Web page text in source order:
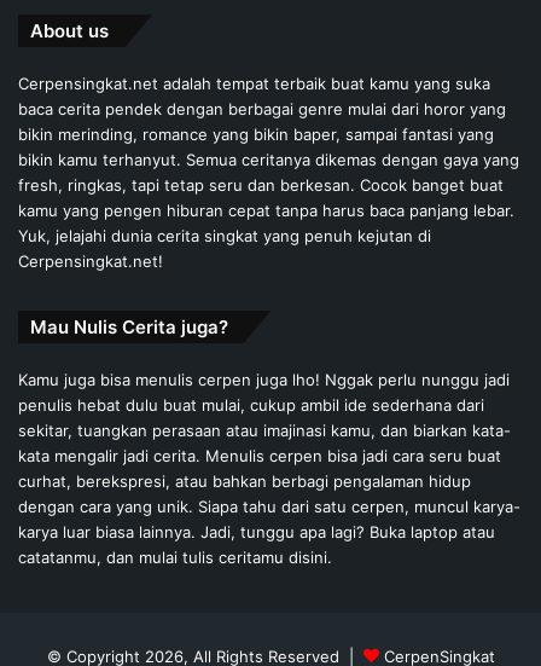
About us
Cerpensingkat.net adalah tempat terbaik buat kamu yang suka
baca cerita pendek dengan berbagai genre mulai dari horor yang
bikin merinding, romance yang bikin baper, sampai fantasi yang
bikin kamu terhanyut. Semua ceritanya dikemas dengan gaya yang
fresh, ringkas, tapi tetap seru dan berkesan. Cocok banget buat
kamu yang pengen hiburan cepat tanpa harus baca panjang lebar.
Yuk, jelajahi dunia cerita singkat yang penuh kejutan di
Cerpensingkat.net!
Mau Nulis Cerita juga?
Kamu juga bisa menulis cerpen juga lho! Nggak perlu nunggu jadi
penulis hebat dulu buat mulai, cukup ambil ide sederhana dari
sekitar, tuangkan perasaan atau imajinasi kamu, dan biarkan kata-
kata mengalir jadi cerita. Menulis cerpen bisa jadi cara seru buat
curhat, berekspresi, atau bahkan berbagi pengalaman hidup
dengan cara yang unik. Siapa tahu dari satu cerpen, muncul karya-
karya luar biasa lainnya. Jadi, tunggu apa lagi? Buka laptop atau
catatanmu, dan mulai tulis ceritamu disini.
© Copyright 2026, All Rights Reserved | CerpenSingkat